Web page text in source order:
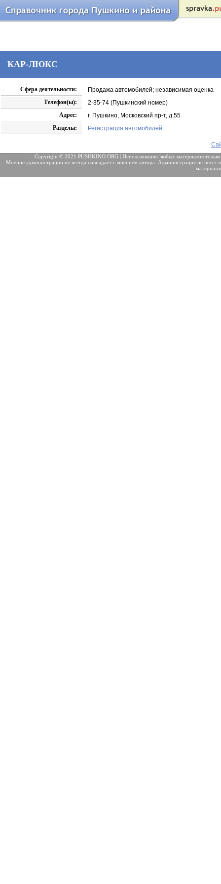
КАР-ЛЮКС
Сфера деятельности:
Продажа автомобилей; независимая оценка
Телефон(ы):
2-35-74 (Пушкинский номер)
Адрес:
г. Пушкино, Московский пр-т, д.55
Разделы:
Регистрация автомобилей
Copyright © 2021 PUSHKINO.ORG | Использование любых материалов
Мнение администрации не всегда совпадает с мнением автора. Администрация не несет